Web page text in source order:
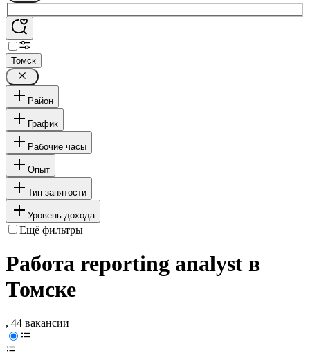
Томск
Район
График
Рабочие часы
Опыт
Тип занятости
Уровень дохода
Ещё фильтры
Работа reporting analyst в
Томске
, 44 вакансии